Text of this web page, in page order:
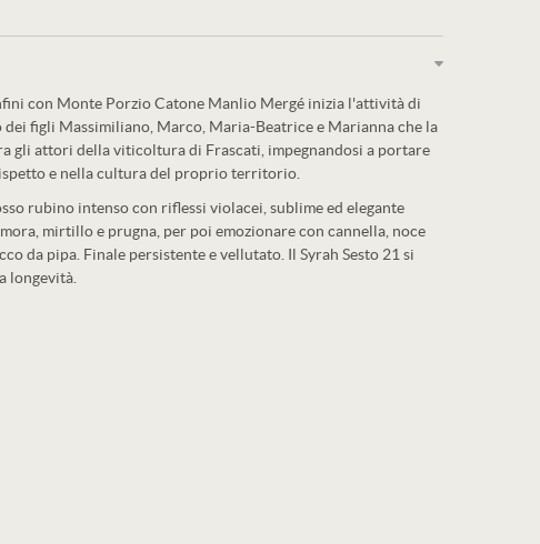
con Monte Porzio Catone Manlio Mergé inizia l'attività di
figli Massimiliano, Marco, Maria-Beatrice e Marianna che la
gli attori della viticoltura di Frascati, impegnandosi a portare
e nella cultura del proprio territorio.
rubino intenso con riflessi violacei, sublime ed elegante
mirtillo e prugna, per poi emozionare con cannella, noce
da pipa. Finale persistente e vellutato. Il Syrah Sesto 21 si
longevità.